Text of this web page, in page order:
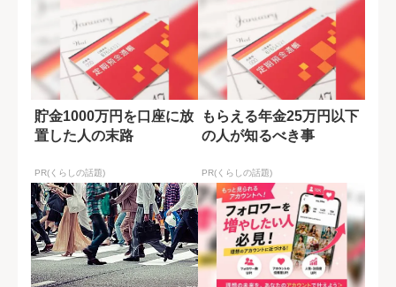
貯金1000万円を口座に放
置した人の末路
PR(くらしの話題)
もらえる年金25万円以下
の人が知るべき事
PR(くらしの話題)